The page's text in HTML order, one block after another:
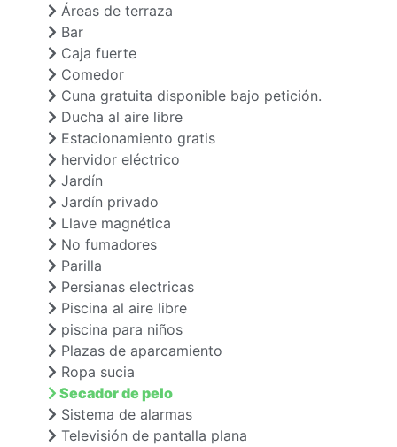
Áreas de terraza
Bar
Caja fuerte
Comedor
Cuna gratuita disponible bajo petición.
Ducha al aire libre
Estacionamiento gratis
hervidor eléctrico
Jardín
Jardín privado
Llave magnética
No fumadores
Parilla
Persianas electricas
Piscina al aire libre
piscina para niños
Plazas de aparcamiento
Ropa sucia
Secador de pelo
Sistema de alarmas
Televisión de pantalla plana